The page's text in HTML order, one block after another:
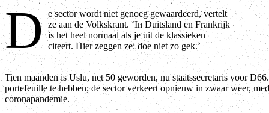
D e sector wordt niet genoeg gewaardeerd, vertelt
ze aan de Volkskrant. ‘In Duitsland en Frankrijk
is het heel normaal als je uit de klassieken
citeert. Hier zeggen ze: doe niet zo gek.’
Tien maanden is Uslu, net 50 geworden, nu staatssecretaris voor
portefeuille te hebben; de sector verkeert opnieuw in zwaar weer,
coronapandemie.